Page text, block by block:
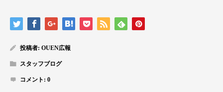
投稿者: OUEN広報
スタッフブログ
コメント: 0